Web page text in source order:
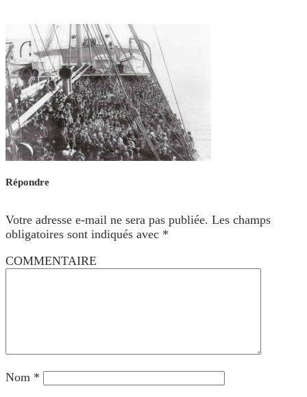
Répondre
Votre adresse e-mail ne sera pas publiée. Les champs
obligatoires sont indiqués avec *
COMMENTAIRE
Nom *